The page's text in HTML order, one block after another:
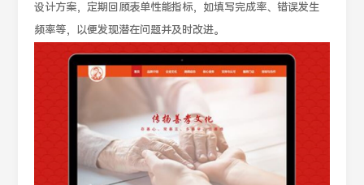
设计方案，定期回顾表单性能指标，如填写完成率、错误发生
频率等，以便发现潜在问题并及时改进。